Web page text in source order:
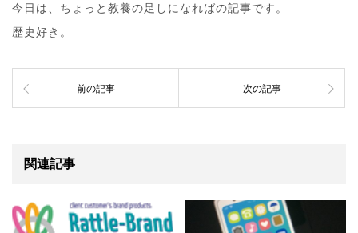
今日は、ちょっと教養の足しになればの記事です。
歴史好き。
前の記事 次の記事
関連記事